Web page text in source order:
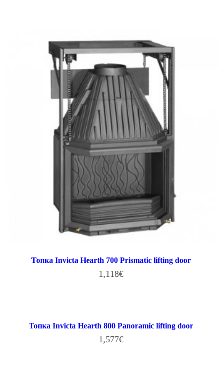
Топка Invicta Hearth 700 Prismatic lifting door
1,118€
Топка Invicta Hearth 800 Panoramic lifting door
1,577€